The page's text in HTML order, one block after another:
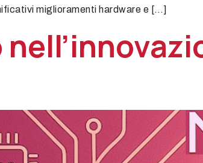
miglioramenti hardware e […]